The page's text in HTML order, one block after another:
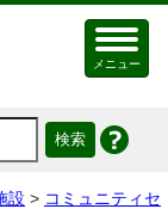
メニュー
設 > コミュニティセ